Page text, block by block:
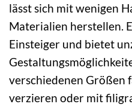
lässt sich mit wenigen
Materialien herstellen.
Einsteiger und bietet
verschiedenen Größen
verzieren oder mit